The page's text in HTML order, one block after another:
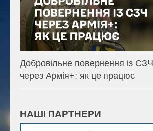
Добровільне повернення із СЗЧ
через Армія+: як це працює
НАШІ ПАРТНЕРИ